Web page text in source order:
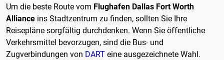
Um die beste Route vom Flughafen Dallas Fort Worth
Alliance ins Stadtzentrum zu finden, sollten Sie Ihre
Reisepläne sorgfältig durchdenken. Wenn Sie öffentliche
Verkehrsmittel bevorzugen, sind die Bus- und
Zugverbindungen von DART eine ausgezeichnete Wahl.